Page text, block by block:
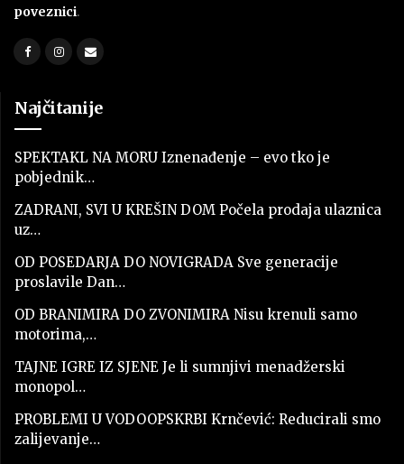
poveznici.
Najčitanije
SPEKTAKL NA MORU Iznenađenje – evo tko je
pobjednik…
ZADRANI, SVI U KREŠIN DOM Počela prodaja ulaznica
uz…
OD POSEDARJA DO NOVIGRADA Sve generacije
proslavile Dan…
OD BRANIMIRA DO ZVONIMIRA Nisu krenuli samo
motorima,…
TAJNE IGRE IZ SJENE Je li sumnjivi menadžerski
monopol…
PROBLEMI U VODOOPSKRBI Krnčević: Reducirali smo
zalijevanje…